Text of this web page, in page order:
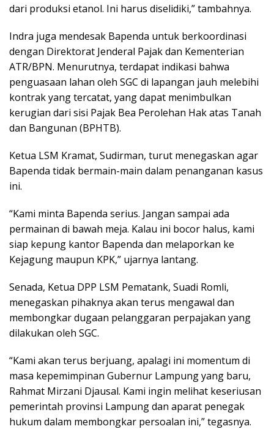
dari produksi etanol. Ini harus diselidiki,” tambahnya.
Indra juga mendesak Bapenda untuk berkoordinasi
dengan Direktorat Jenderal Pajak dan Kementerian
ATR/BPN. Menurutnya, terdapat indikasi bahwa
penguasaan lahan oleh SGC di lapangan jauh melebihi
kontrak yang tercatat, yang dapat menimbulkan
kerugian dari sisi Pajak Bea Perolehan Hak atas Tanah
dan Bangunan (BPHTB).
Ketua LSM Kramat, Sudirman, turut menegaskan agar
Bapenda tidak bermain-main dalam penanganan kasus
ini.
“Kami minta Bapenda serius. Jangan sampai ada
permainan di bawah meja. Kalau ini bocor halus, kami
siap kepung kantor Bapenda dan melaporkan ke
Kejagung maupun KPK,” ujarnya lantang.
Senada, Ketua DPP LSM Pematank, Suadi Romli,
menegaskan pihaknya akan terus mengawal dan
membongkar dugaan pelanggaran perpajakan yang
dilakukan oleh SGC.
“Kami akan terus berjuang, apalagi ini momentum di
masa kepemimpinan Gubernur Lampung yang baru,
Rahmat Mirzani Djausal. Kami ingin melihat keseriusan
pemerintah provinsi Lampung dan aparat penegak
hukum dalam membongkar persoalan ini,” tegasnya.